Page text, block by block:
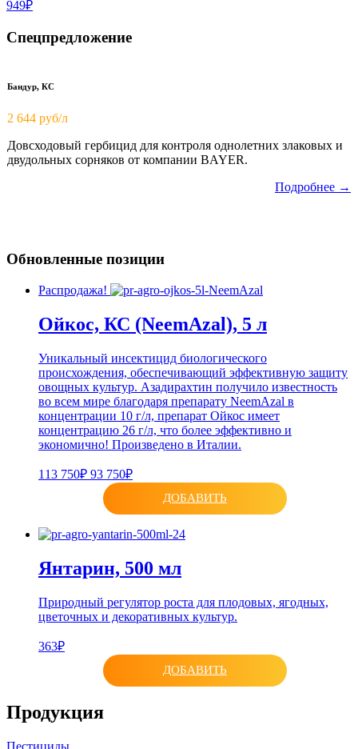
949₽
Спецпредложение
Бандур, КС
2 644 руб/л
Довсходовый гербицид для контроля однолетних злаковых и
двудольных сорняков от компании BAYER.
Подробнее →
Обновленные позиции
Распродажа!
Ойкос, КС (NeemAzal), 5 л
Уникальный инсектицид биологического
происхождения, обеспечивающий эффективную защиту
овощных культур. Азадирахтин получило известность
во всем мире благодаря препарату NeemAzal в
концентрации 10 г/л, препарат Ойкос имеет
концентрацию 26 г/л, что более эффективно и
экономично! Произведено в Италии.
113 750₽ 93 750₽
ДОБАВИТЬ
Янтарин, 500 мл
Природный регулятор роста для плодовых, ягодных,
цветочных и декоративных культур.
363₽
ДОБАВИТЬ
Продукция